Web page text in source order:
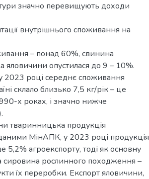
значно перевищують доходи
внутрішнього споживання на
– понад 60%, свинина
яловичини опустилася до 9 – 10%.
2023 році середнє споживання
склало близько 7,5 кг/рік – це
х роках, і значно нижче
тваринницька продукція
МінАПК, у 2023 році продукція
агроекспорту, тоді як основну
сировина рослинного походження –
їх переробки. Експорт яловичини,